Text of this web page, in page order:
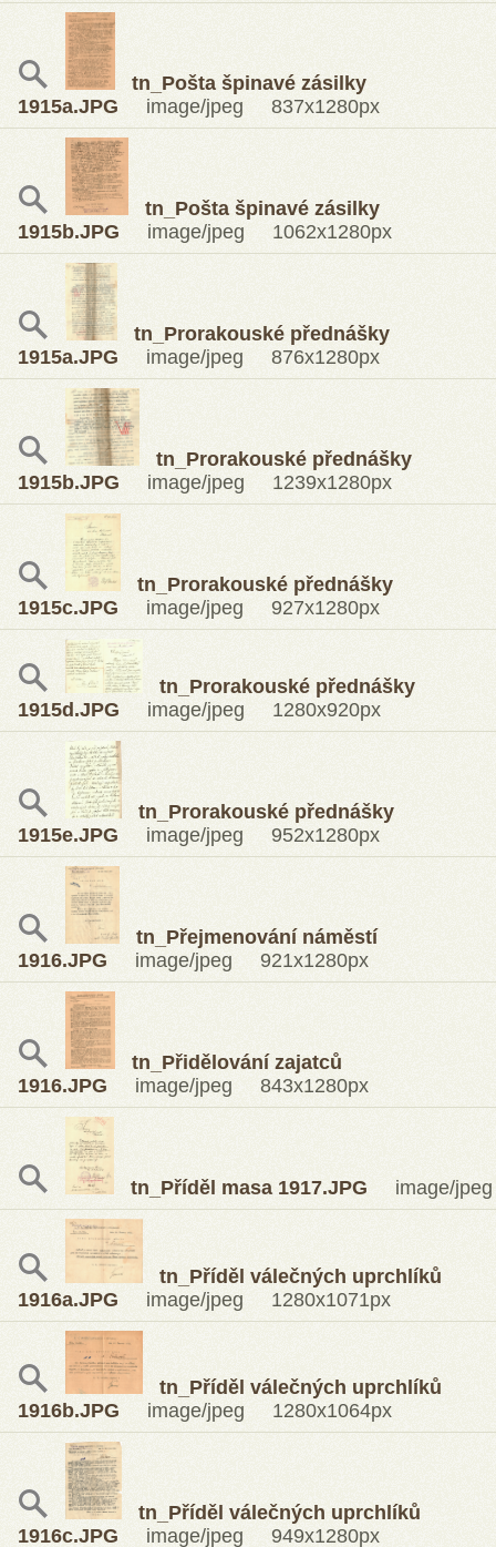
tn_Pošta špinavé zásilky
1915a.JPG image/jpeg 837x1280px
tn_Pošta špinavé zásilky
1915b.JPG image/jpeg 1062x1280px
tn_Prorakouské přednášky
1915a.JPG image/jpeg 876x1280px
tn_Prorakouské přednášky
1915b.JPG image/jpeg 1239x1280px
tn_Prorakouské přednášky
1915c.JPG image/jpeg 927x1280px
tn_Prorakouské přednášky
1915d.JPG image/jpeg 1280x920px
tn_Prorakouské přednášky
1915e.JPG image/jpeg 952x1280px
tn_Přejmenování náměstí
1916.JPG image/jpeg 921x1280px
tn_Přidělování zajatců
1916.JPG image/jpeg 843x1280px
tn_Příděl masa 1917.JPG image/
tn_Příděl válečných uprchlíků
1916a.JPG image/jpeg 1280x1071px
tn_Příděl válečných uprchlíků
1916b.JPG image/jpeg 1280x1064px
tn_Příděl válečných uprchlíků
1916c.JPG image/jpeg 949x1280px